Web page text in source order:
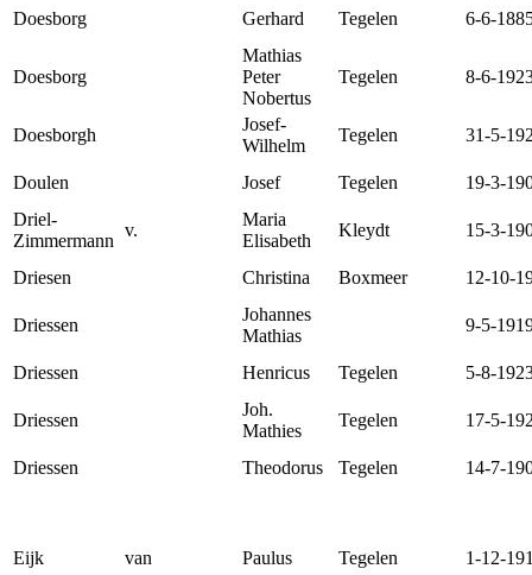
Doesborg Gerhard Tegelen 6-6-
Doesborg
Mathias
Peter
Nobertus
Tegelen 8-6-
Doesborgh
Josef-
Wilhelm
Tegelen 31-5-
Doulen Josef Tegelen
19-3-
Driel-
Zimmermann
v.
Maria
Elisabeth
Kleydt 15-3-
Driesen Christina Boxmeer 12-10-
Driessen
Johannes
Mathias
9-5-
Driessen Henricus Tegelen 5-8-
Driessen
Joh.
Mathies
Tegelen 17-5-
Driessen Theodorus Tegelen 14-7-
Eijk van Paulus Tegelen 1-12-